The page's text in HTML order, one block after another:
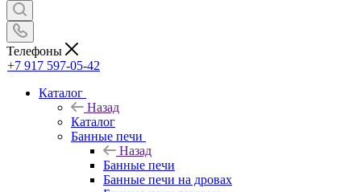
Телефоны
+7 917 597-05-42
Каталог
Назад
Каталог
Банные печи
Назад
Банные печи
Банные печи на дровах